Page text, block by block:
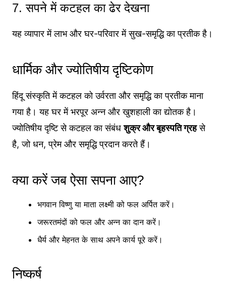
7. सपने में कटहल का ढेर देखना
यह व्यापार में लाभ और घर-परिवार में सुख-समृद्धि का प्रतीक है।
धार्मिक और ज्योतिषीय दृष्टिकोण
हिंदू संस्कृति में कटहल को उर्वरता और समृद्धि का प्रतीक माना
गया है। यह घर में भरपूर अन्न और खुशहाली का द्योतक है।
ज्योतिषीय दृष्टि से कटहल का संबंधशुक्र और बृहस्पति ग्रहसे
है, जो धन, प्रेम और समृद्धि प्रदान करते हैं।
क्या करें जब ऐसा सपना आए?
भगवान विष्णु या माता लक्ष्मी को फल अर्पित करें।
जरूरतमंदों को फल और अन्न का दान करें।
धैर्य और मेहनत के साथ अपने कार्य पूरे करें।
निष्कर्ष